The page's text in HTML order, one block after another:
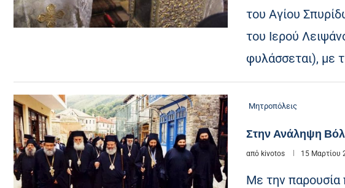
του Αγίου
του Ιερού
φυλάσσεται), με
Μητροπόλεις
Στην Ανάληψη
από kivotos 15 Μαρτίου
Με την παρουσία